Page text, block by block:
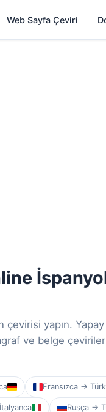
Web Sayfa Çeviri
yapın.
ve belge
Fransızca →
Rusça →